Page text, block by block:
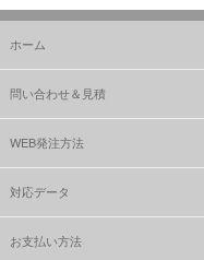
ホーム
問い合わせ＆見積
WEB発注方法
対応データ
お支払い方法